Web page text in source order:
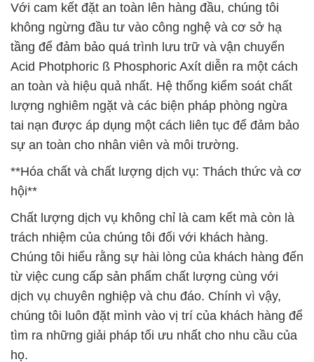
Với cam kết đặt an toàn lên hàng đầu, chúng tôi
không ngừng đầu tư vào công nghệ và cơ sở hạ
tầng để đảm bảo quá trình lưu trữ và vận chuyển
Acid Photphoric ß Phosphoric Axít diễn ra một cách
an toàn và hiệu quả nhất. Hệ thống kiểm soát chất
lượng nghiêm ngặt và các biện pháp phòng ngừa
tai nạn được áp dụng một cách liên tục để đảm bảo
sự an toàn cho nhân viên và môi trường.
**Hóa chất và chất lượng dịch vụ: Thách thức và cơ
hội**
Chất lượng dịch vụ không chỉ là cam kết mà còn là
trách nhiệm của chúng tôi đối với khách hàng.
Chúng tôi hiểu rằng sự hài lòng của khách hàng đến
từ việc cung cấp sản phẩm chất lượng cùng với
dịch vụ chuyên nghiệp và chu đáo. Chính vì vậy,
chúng tôi luôn đặt mình vào vị trí của khách hàng để
tìm ra những giải pháp tối ưu nhất cho nhu cầu của
họ.